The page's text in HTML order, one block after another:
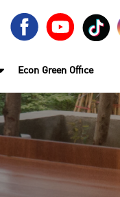
Econ Green Office